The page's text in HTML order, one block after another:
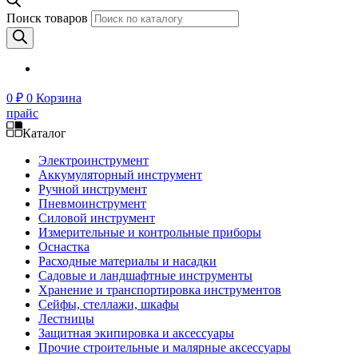
Поиск товаров
0 ₽ 0 Корзина
прайс
Каталог
Электроинструмент
Аккумуляторный инструмент
Ручной инструмент
Пневмоинструмент
Силовой инструмент
Измерительные и контрольные приборы
Оснастка
Расходные материалы и насадки
Садовые и ландшафтные инструменты
Хранение и транспортировка инструментов
Сейфы, стеллажи, шкафы
Лестницы
Защитная экипировка и аксессуары
Прочие строительные и малярные аксессуары